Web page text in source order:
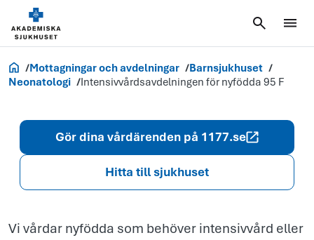
Akademiska.se
Mottagningar och avdelningar
Barnsjukhuset
Neonatologi
Intensivvårdsavdelningen för nyfödda 95 F
för nyfödda
Gör dina vårdärenden på 1177.se
Hitta till sjukhuset
Vi vårdar nyfödda som behöver intensivvård eller